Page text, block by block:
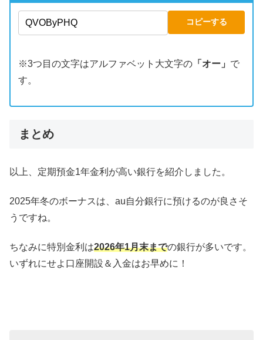
コピーする
※3つ目の文字はアルファベット大文字の「オー」 で
す。
まとめ
以上、定期預金1年金利が高い銀行を紹介しました。
2025年冬のボーナスは、au自分銀行に預けるのが良さそ
うですね。
ちなみに特別金利は2026年1月末までの銀行が多いです。
いずれにせよ口座開設＆入金はお早めに！